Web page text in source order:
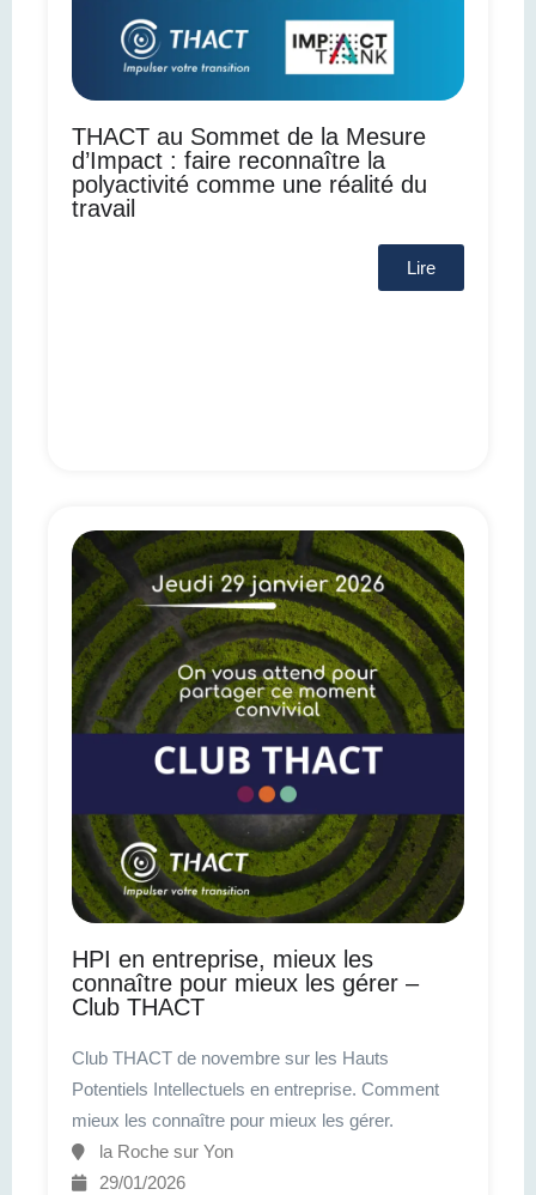
THACT au Sommet de la Mesure
d’Impact : faire reconnaître la
polyactivité comme une réalité du
travail
Lire
HPI en entreprise, mieux les
connaître pour mieux les gérer –
Club THACT
Club THACT de novembre sur les Hauts
Potentiels Intellectuels en entreprise. Comment
mieux les connaître pour mieux les gérer.
la Roche sur Yon
29/01/2026